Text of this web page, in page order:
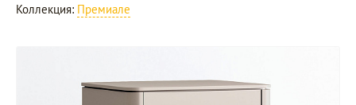
Коллекция: Премиале